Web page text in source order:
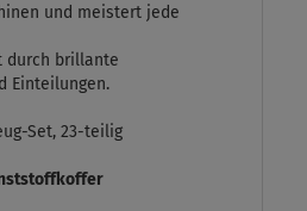
und meistert jede
durch brillante
Einteilungen.
Set, 23-teilig